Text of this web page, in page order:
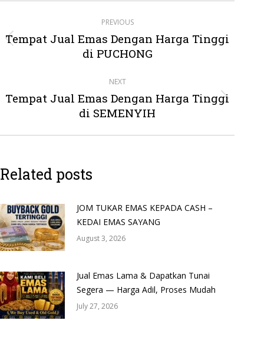
navigation
PREVIOUS
Previous
post:
Tempat Jual Emas Dengan Harga Tinggi
di PUCHONG
NEXT
Next
post:
Tempat Jual Emas Dengan Harga Tinggi
di SEMENYIH
Related posts
JOM TUKAR EMAS KEPADA CASH –
KEDAI EMAS SAYANG
August 3, 2026
Jual Emas Lama & Dapatkan Tunai
Segera — Harga Adil, Proses Mudah
July 27, 2026